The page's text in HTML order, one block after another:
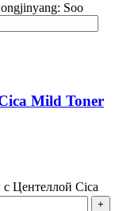
Soo
Mild Toner
Центеллой Cica